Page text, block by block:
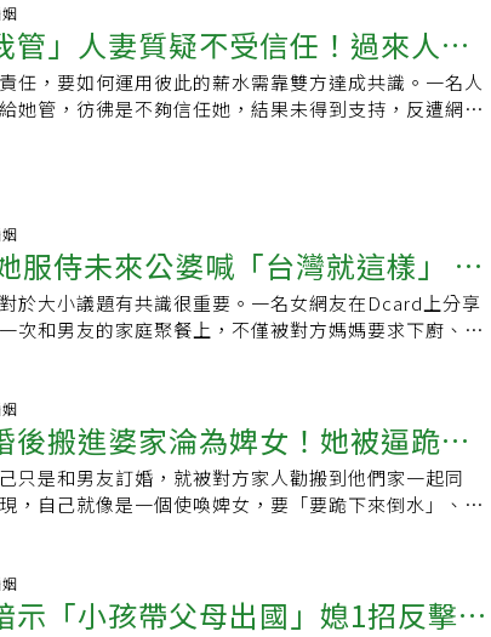
管」人妻質疑不受信任！過來人訴
，從一件事決定錢給誰管
任，要如何運用彼此的薪水需靠雙方達成共識。一名人
她管，彷彿是不夠信任她，結果未得到支持，反遭網友
服侍未來公婆喊「台灣就這樣」 海
生
於大小議題有共識很重要。一名女網友在Dcard上分享
次和男友的家庭聚餐上，不僅被對方媽媽要求下廚、洗
後搬進婆家淪為婢女！她被逼跪下
母親當陌生人
只是和男友訂婚，就被對方家人勸搬到他們家一起同
，自己就像是一個使喚婢女，要「要跪下來倒水」、
示「小孩帶父母出國」媳1招反擊被